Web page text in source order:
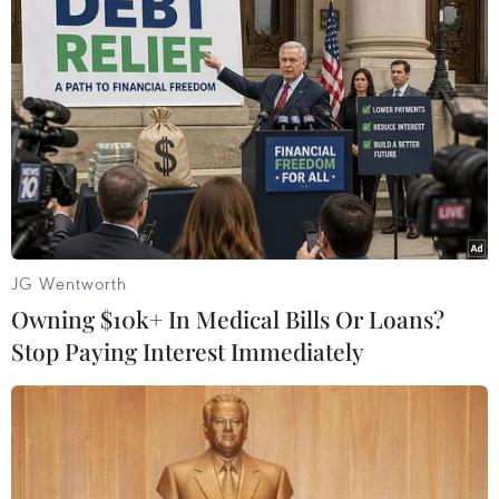
#Hossein Amir-Abdollahian
#Faisal bin Farhan
#Đại sứ quán
#bình thường hóa
Arập Xêút
Iran
JG Wentworth
Owning $10k+ In Medical Bills Or Loans?
Stop Paying Interest Immediately